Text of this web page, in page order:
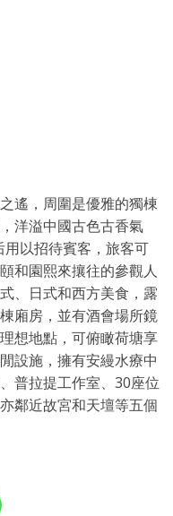
遙，周圍是優雅的獨棟
洋溢中國古色古香氣
以招待賓客，旅客可
和園熙來攘往的參觀人
、日式和西方美食，露
廂房，並有酒會場所鏡
想地點，可俯瞰荷塘享
設施，擁有安縵水療中
普拉提工作室、30座位
鄰近故宮和天壇等五個